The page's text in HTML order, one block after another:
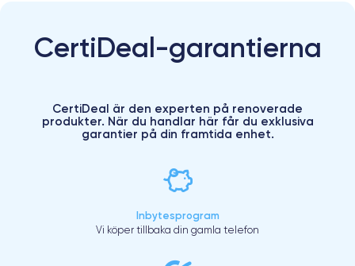
CertiDeal-garantierna
CertiDeal är den experten på renoverade
produkter. När du handlar här får du exklusiva
garantier på din framtida enhet.
Inbytesprogram
Vi köper tillbaka din gamla telefon